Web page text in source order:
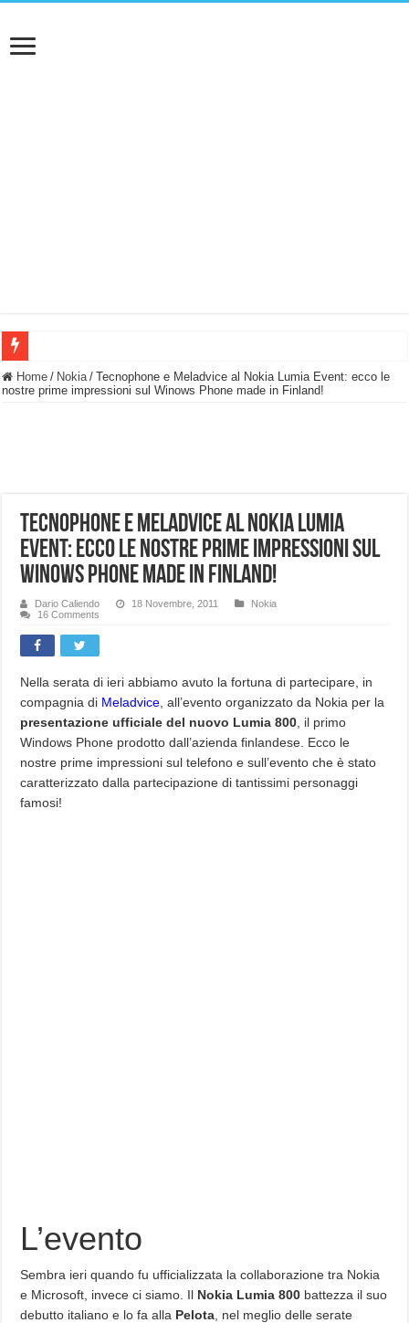
BASTA FATICARE! Questo robot tagliaerba lo appoggi e fa tutto lui! (Senza
Cecotec Millor, recensione della mountain bike elettrica biammortizzata.
Chi l’ha detto che gli Open-Ear suonano male? Recensione EarFun Clip 2
BENKS OMNIWARRIOR: Più di un semplice vetro temperato!
Brondi Amico Vero 4G: Focus su SOS, sicurezza e controllo da remoto.
Brondi Amico VERO 4G : Focus su SOS e comandi da remoto
Home / Nokia / Tecnophone e Meladvice al Nokia Lumia Event: ecco le
nostre prime impressioni sul Winows Phone made in Finland!
Tecnophone e Meladvice al Nokia Lumia
Event: ecco le nostre prime impressioni sul
Winows Phone made in Finland!
Dario Caliendo 18 Novembre, 2011
Nokia
16 Comments
Nella serata di ieri abbiamo avuto la fortuna di partecipare, in
compagnia di Meladvice , all’evento organizzato da Nokia per la
presentazione ufficiale del nuovo Lumia 800 , il primo
Windows Phone prodotto dall’azienda finlandese. Ecco le
nostre prime impressioni sul telefono e sull’evento che è stato
caratterizzato dalla partecipazione di tantissimi personaggi
famosi!
L’evento
Sembra ieri quando fu ufficializzata la collaborazione tra Nokia
e Microsoft, invece ci siamo. Il Nokia Lumia 800 battezza il suo
debutto italiano e lo fa alla Pelota , nel meglio delle serate